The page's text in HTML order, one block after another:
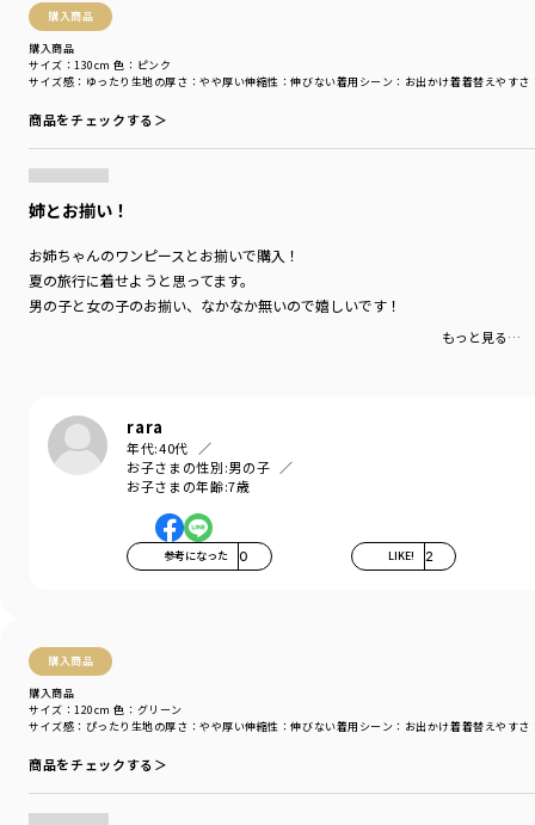
購入商品
購入商品
サイズ感 ：ゆったり 生地の厚さ ：やや厚い伸縮性 ：伸びない着用シーン ：お出かけ着着替えやすさ
サイズ：130cm 色：ピンク
商品をチェックする＞
姉とお揃い！
お姉ちゃんのワンピースとお揃いで購入！
夏の旅行に着せようと思ってます。
男の子と女の子のお揃い、なかなか無いので嬉しいです！
もっと見る…
rara
年代:40代
お子さまの性別:男の子
お子さまの年齢:7歳
参考になった 0 LIKE! 2
購入商品
購入商品
サイズ感 ：ぴったり 生地の厚さ ：やや厚い伸縮性 ：伸びない着用シーン ：お出かけ着着替えやすさ
サイズ：120cm 色：グリーン
商品をチェックする＞